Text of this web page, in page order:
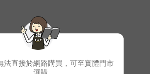
法直接於網路購買，可至實體門市
選購